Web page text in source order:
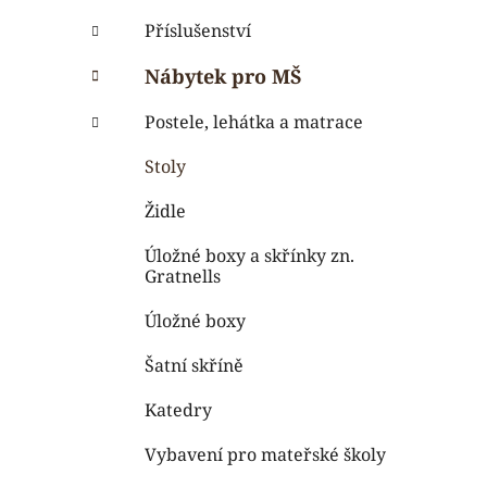
n
í
p
a
e
Příslušenství
Nábytek pro MŠ
Postele, lehátka a matrace
Stoly
Židle
Úložné boxy a skřínky zn.
Gratnells
Úložné boxy
Šatní skříně
Katedry
Vybavení pro mateřské školy